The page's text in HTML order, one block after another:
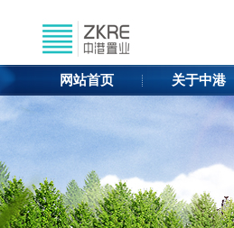
网站首页 关于中港